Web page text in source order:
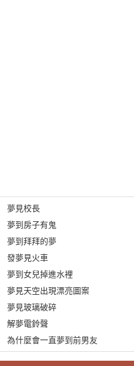
夢見校長
夢到房子有鬼
夢到拜拜的夢
發夢見火車
夢到女兒掉進水裡
夢見天空出現漂亮圖案
夢見玻璃破碎
解夢電鈴聲
為什麼會一直夢到前男友